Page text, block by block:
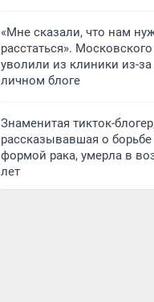
«Мне сказали, что нам
расстаться».
уволили из клиники из-
личном блоге
Знаменитая тикток-
рассказывавшая о борьбе
формой рака, умерла в
лет